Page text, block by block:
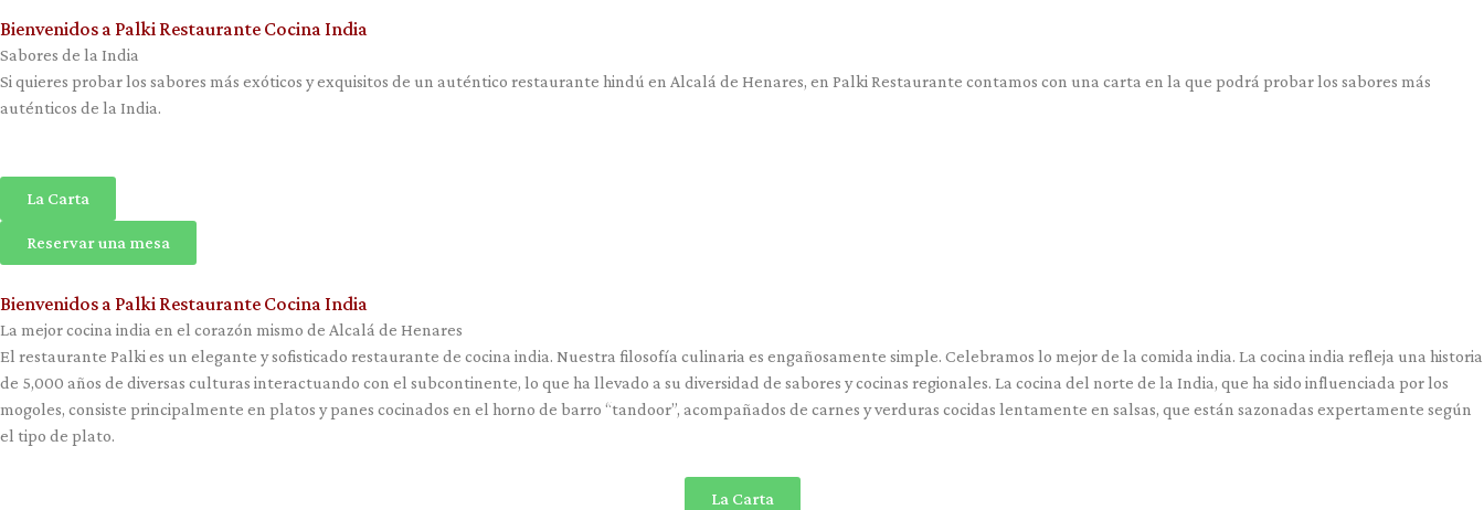
Bienvenidos a Palki Restaurante Cocina India
Sabores de la India
Si quieres probar los sabores más exóticos y exquisitos de un auténtico restaurante hindú en Alcalá de Henares, en Palki Restaurante contamos con una carta en la que podrá probar los sabores más
auténticos de la India.
La Carta
Reservar una mesa
Bienvenidos a Palki Restaurante Cocina India
La mejor cocina india en el corazón mismo de Alcalá de Henares
El restaurante Palki es un elegante y sofisticado restaurante de cocina india. Nuestra filosofía culinaria es engañosamente simple. Celebramos lo mejor de la comida india. La cocina india refleja una historia
de 5,000 años de diversas culturas interactuando con el subcontinente, lo que ha llevado a su diversidad de sabores y cocinas regionales. La cocina del norte de la India, que ha sido influenciada por los
mogoles, consiste principalmente en platos y panes cocinados en el horno de barro “tandoor”, acompañados de carnes y verduras cocidas lentamente en salsas, que están sazonadas expertamente según
el tipo de plato.
La Carta